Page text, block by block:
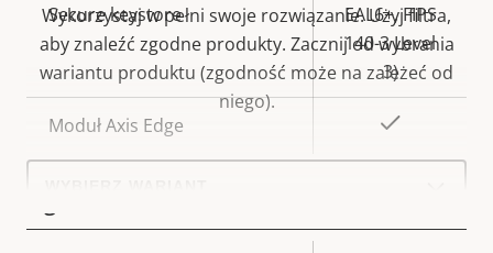
Secure keystore
EAL6+, FIPS
140-3 Level
3)
Moduł Axis Edge
Wykorzystaj w pełni swoje rozwiązanie. Użyj filtra,
aby znaleźć zgodne produkty. Zacznij od wybrania
wariantu produktu (zgodność może na zależeć od
niego).
Select
product
variant: